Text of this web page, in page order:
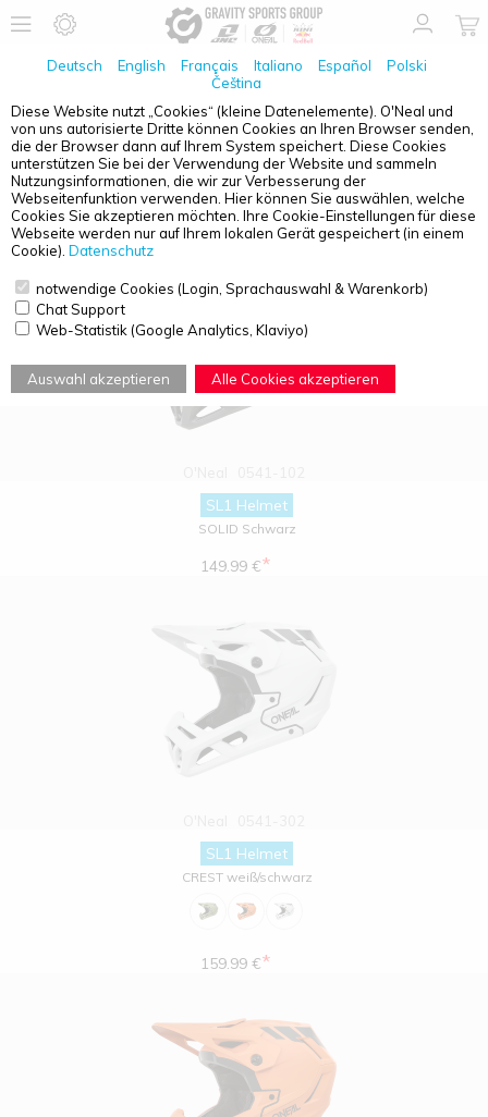
Deutsch English Français Italiano Español
Polski
Čeština
Diese Website nutzt „Cookies“ (kleine Datenelemente). O'Neal und
von uns autorisierte Dritte können Cookies an Ihren Browser senden,
die der Browser dann auf Ihrem System speichert. Diese Cookies
unterstützen Sie bei der Verwendung der Website und sammeln
Nutzungsinformationen, die wir zur Verbesserung der
Webseitenfunktion verwenden. Hier können Sie auswählen, welche
Cookies Sie akzeptieren möchten. Ihre Cookie-Einstellungen für diese
Webseite werden nur auf Ihrem lokalen Gerät gespeichert (in einem
Cookie). Datenschutz
notwendige Cookies (Login, Sprachauswahl & Warenkorb)
Chat Support
Web-Statistik (Google Analytics, Klaviyo)
Auswahl akzeptieren Alle Cookies akzeptieren
PRODUKTÜBERSICHT - SL1
SL1 Helmet
SOLID Schwarz
149.99 €*
SL1 Helmet
CREST weiß/schwarz
159.99 €*